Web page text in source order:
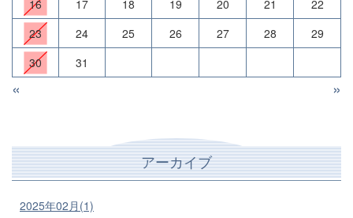
16
17 18 19 20 21
22
23
24 25 26 27 28
29
30
31
« »
アーカイブ
2025年02月(1)